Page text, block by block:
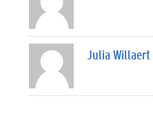
Julia Willaert